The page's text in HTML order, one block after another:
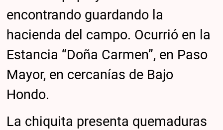
encontrando guardando la
hacienda del campo. Ocurrió en la
Estancia “Doña Carmen”, en Paso
Mayor, en cercanías de Bajo
Hondo.
La chiquita presenta quemaduras